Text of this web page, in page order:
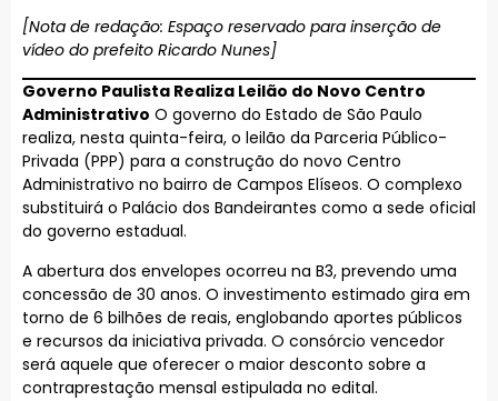
[Nota de redação: Espaço reservado para inserção de
vídeo do prefeito Ricardo Nunes]
Governo Paulista Realiza Leilão do Novo Centro
Administrativo O governo do Estado de São Paulo
realiza, nesta quinta-feira, o leilão da Parceria Público-
Privada (PPP) para a construção do novo Centro
Administrativo no bairro de Campos Elíseos. O complexo
substituirá o Palácio dos Bandeirantes como a sede oficial
do governo estadual.
A abertura dos envelopes ocorreu na B3, prevendo uma
concessão de 30 anos. O investimento estimado gira em
torno de 6 bilhões de reais, englobando aportes públicos
e recursos da iniciativa privada. O consórcio vencedor
será aquele que oferecer o maior desconto sobre a
contraprestação mensal estipulada no edital.